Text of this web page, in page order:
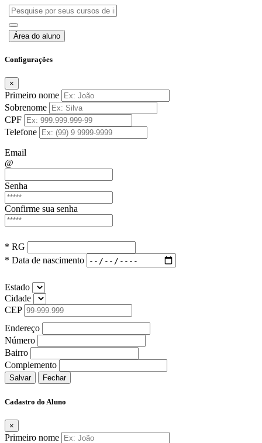
Área do aluno
Configurações
×
Primeiro nome
Sobrenome
CPF
Telefone
Email
@
Senha
Confirme sua senha
* RG
* Data de nascimento
Estado
Cidade
CEP
Endereço
Número
Bairro
Complemento
Salvar Fechar
Cadastro do Aluno
×
Primeiro nome